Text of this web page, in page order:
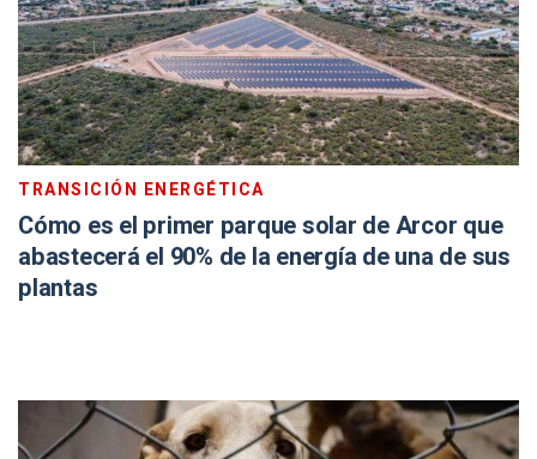
TRANSICIÓN ENERGÉTICA
Cómo es el primer parque solar de Arcor que
abastecerá el 90% de la energía de una de sus
plantas